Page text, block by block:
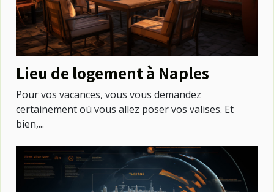
Lieu de logement à Naples
Pour vos vacances, vous vous demandez
certainement où vous allez poser vos valises. Et
bien,...